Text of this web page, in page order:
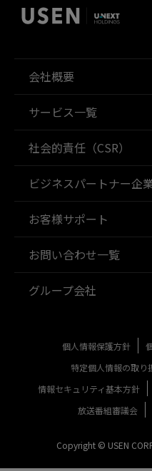
会社概要
サービス一覧
社会的責任（CSR）
ビジネスパートナー企
お客様サポート
お問い合わせ一覧
グループ会社
個人情報保護方針
特定個人情報の取り
情報セキュリティ基本方針
放送番組審議会
Copyright © USEN